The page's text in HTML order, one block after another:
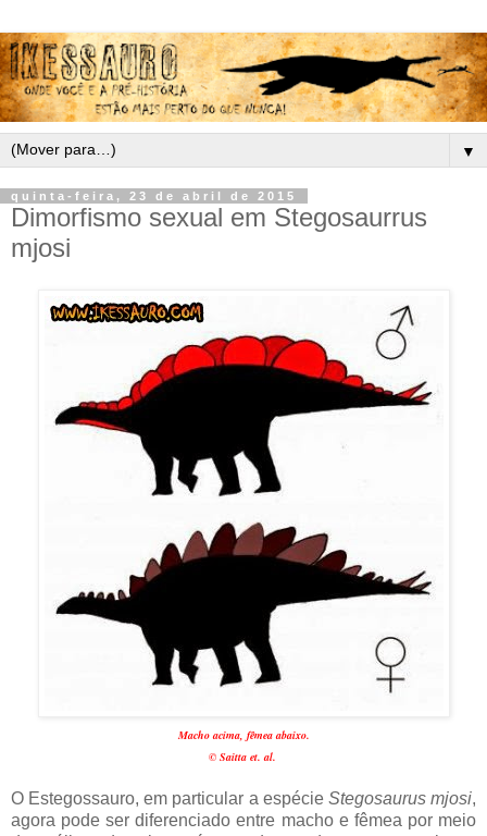
▼
quinta-feira, 23 de abril de 2015
Dimorfismo sexual em Stegosaurrus
mjosi
Macho acima, fêmea abaixo.
© Saitta et. al.
O Estegossauro, em particular a espécie Stegosaurus mjosi,
agora pode ser diferenciado entre macho e fêmea por meio